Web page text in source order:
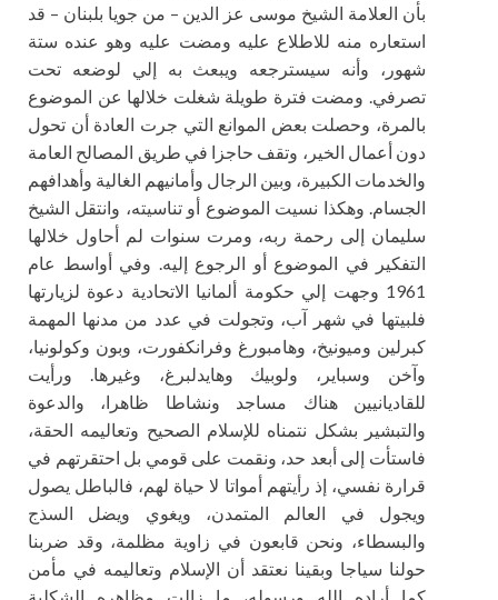
بأن العلامة الشيخ موسى عز الدين – من جويا بلبنان – قد
استعاره منه للاطلاع عليه ومضت عليه وهو عنده ستة
شهور، وأنه سيسترجعه ويبعث به إلي لوضعه تحت
تصرفي. ومضت فترة طويلة شغلت خلالها عن الموضوع
بالمرة، وحصلت بعض الموانع التي جرت العادة أن تحول
دون أعمال الخير، وتقف حاجزا في طريق المصالح العامة
والخدمات الكبيرة، وبين الرجال وأمانيهم الغالية وأهدافهم
الجسام. وهكذا نسيت الموضوع أو تناسيته، وانتقل الشيخ
سليمان إلى رحمة ربه، ومرت سنوات لم أحاول خلالها
التفكير في الموضوع أو الرجوع إليه. وفي أواسط عام
1961 وجهت إلي حكومة ألمانيا الاتحادية دعوة لزيارتها
فلبيتها في شهر آب، وتجولت في عدد من مدنها المهمة
كبرلين وميونيخ، وهامبورغ وفرانكفورت، وبون وكولونيا،
وآخن وسباير، ولوبيك وهايدلبرغ، وغيرها. ورأيت
للقاديانيين هناك مساجد ونشاطا ظاهرا، والدعوة
والتبشير بشكل نتمناه للإسلام الصحيح وتعاليمه الحقة،
فاستأت إلى أبعد حد، ونقمت على قومي بل احتقرتهم في
قرارة نفسي، إذ رأيتهم أمواتا لا حياة لهم، فالباطل يصول
ويجول في العالم المتمدن، ويغوي ويضل السذج
والبسطاء، ونحن قابعون في زاوية مظلمة، وقد ضربنا
حولنا سياجا وبقينا نعتقد أن الإسلام وتعاليمه في مأمن
كما أراده الله ورسوله، ما زالت مظاهره الشكلية